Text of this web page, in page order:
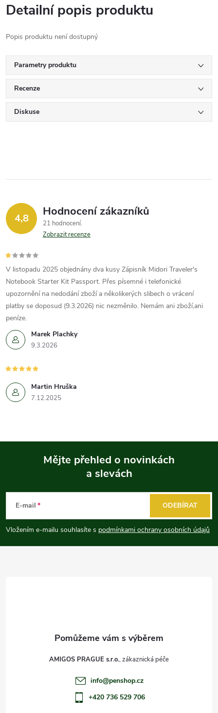
Detailní popis produktu
Popis produktu není dostupný
Parametry produktu
Recenze
Diskuse
4,8 Hodnocení zákazníků
21 hodnocení
Zobrazit recenze
Marek Plachky
9.3.2026
V listopadu 2025 objednány dva kusy Zápisník Midori Traveler's
Notebook Starter Kit Passport. Přes písemné i telefonické
upozornění na nedodání zboží a několikerých slibech o vrácení
platby se doposud (9.3.2026) nic nezměnilo. Nemám ani zboží,ani
peníze.
Martin Hruška
7.12.2025
p
a
Mějte přehled o novinkách
a slevách
E-mail
Vložením e-mailu souhlasíte s podmínkami ochrany osobních údajů
ODEBÍRAT
AMIGOS PRAGUE s.r.o.
info@penshop.cz
+420 736 529 706